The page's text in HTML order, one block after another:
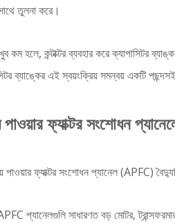
তুলনা করে।
কম হলে, কন্টাক্টর ব্যবহার করে ক্যাপাসিটর
ব্যাঙ্কের এই স্বয়ংক্রিয় সমন্বয় একটি
ফ্যাক্টর সংশোধন
পাওয়ার ফ্যাক্টর সংশোধন প্যানেল (APFC)
APFC প্যানেলগুলি সাধারণত বড় মোটর,